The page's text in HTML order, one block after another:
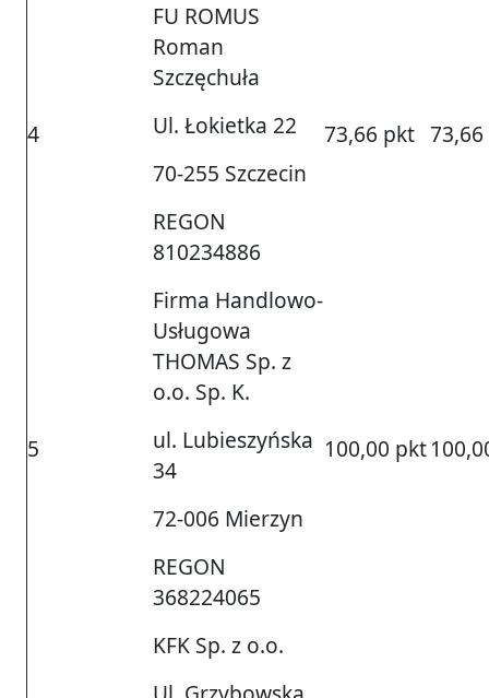
4
FU ROMUS
Roman
Szczęchuła
Ul. Łokietka 22
70-255 Szczecin
REGON
810234886
73,66 pkt
5
Firma Handlowo-
Usługowa
THOMAS Sp. z
o.o. Sp. K.
ul. Lubieszyńska
34
72-006 Mierzyn
REGON
368224065
100,00 pkt
KFK Sp. z o.o.